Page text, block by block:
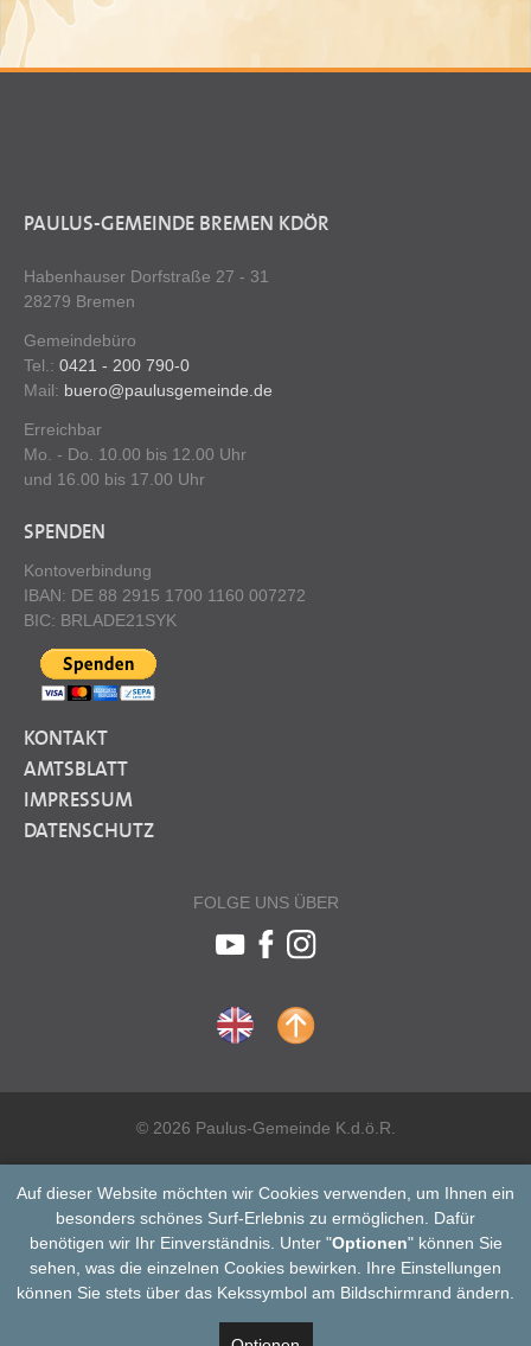
PAULUS-GEMEINDE BREMEN KDÖR
Habenhauser Dorfstraße 27 - 31
28279 Bremen
Gemeindebüro
Tel.: 0421 - 200 790-0
Mail: buero@paulusgemeinde.de
Erreichbar
Mo. - Do. 10.00 bis 12.00 Uhr
und 16.00 bis 17.00 Uhr
SPENDEN
Kontoverbindung
IBAN: DE 88 2915 1700 1160 007272
BIC: BRLADE21SYK
KONTAKT
AMTSBLATT
IMPRESSUM
DATENSCHUTZ
FOLGE UNS ÜBER
© 2026 Paulus-Gemeinde K.d.ö.R.
Auf dieser Website möchten wir Cookies verwenden, um Ihnen ein
besonders schönes Surf-Erlebnis zu ermöglichen. Dafür
benötigen wir Ihr Einverständnis. Unter "Optionen" können Sie
sehen, was die einzelnen Cookies bewirken. Ihre Einstellungen
können Sie stets über das Kekssymbol am Bildschirmrand ändern.